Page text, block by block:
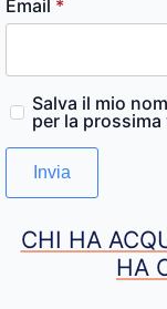
Email *
Salva il mio
per la
CHI HA
HA